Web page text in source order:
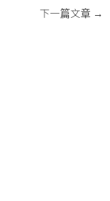
下一篇文章 →